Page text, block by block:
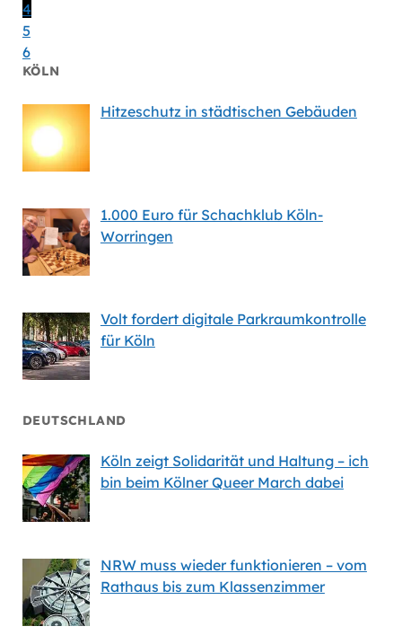
4
5
6
KÖLN
Hitzeschutz in städtischen Gebäuden
1.000 Euro für Schachklub Köln-
Worringen
Volt fordert digitale Parkraumkontrolle
für Köln
DEUTSCHLAND
Köln zeigt Solidarität und Haltung – ich
bin beim Kölner Queer March dabei
NRW muss wieder funktionieren – vom
Rathaus bis zum Klassenzimmer